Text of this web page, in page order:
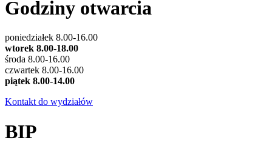
Godziny otwarcia
poniedziałek 8.00-16.00
wtorek 8.00-18.00
środa 8.00-16.00
czwartek 8.00-16.00
piątek 8.00-14.00
Kontakt do wydziałów
BIP